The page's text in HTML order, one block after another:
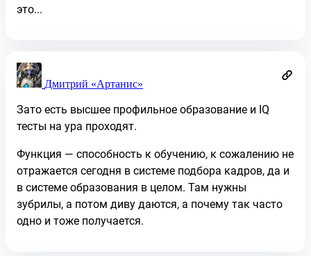
это...
Дмитрий «Артанис»
Зато есть высшее профильное образование и IQ
тесты на ура проходят.
Функция — способность к обучению, к сожалению не
отражается сегодня в системе подбора кадров, да и
в системе образования в целом. Там нужны
зубрилы, а потом диву даются, а почему так часто
одно и тоже получается.